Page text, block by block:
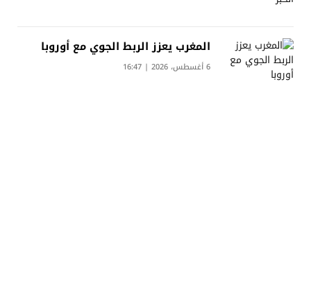
المغرب يعزز الربط الجوي مع أوروبا
6 أغسطس، 2026 | 16:47